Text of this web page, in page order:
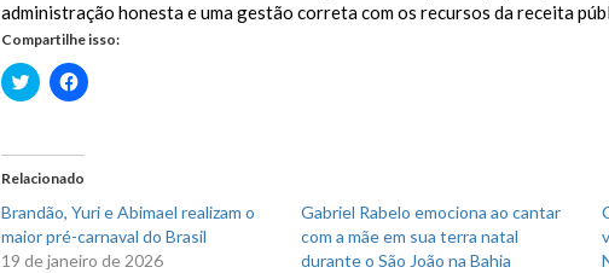
administração honesta e uma gestão correta com os recursos da receita
Compartilhe isso:
Clique
para
em
nova
janela)
Clique
para
em
nova
janela)
Relacionado
Brandão, Yuri e Abimael realizam o
maior pré-carnaval do Brasil
19 de janeiro de 2026
Gabriel Rabelo emociona ao cantar
com a mãe em sua terra natal
durante o São João na Bahia